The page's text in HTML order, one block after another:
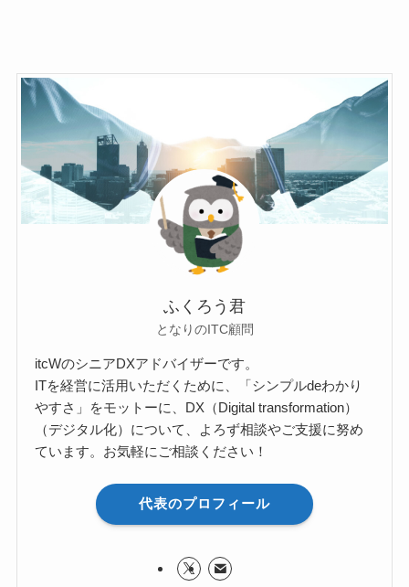
ふくろう君
となりのITC顧問
itcWのシニアDXアドバイザーです。
ITを経営に活用いただくために、「シンプルdeわかり
やすさ」をモットーに、DX（Digital transformation）
（デジタル化）について、よろず相談やご支援に努め
ています。お気軽にご相談ください！
代表のプロフィール